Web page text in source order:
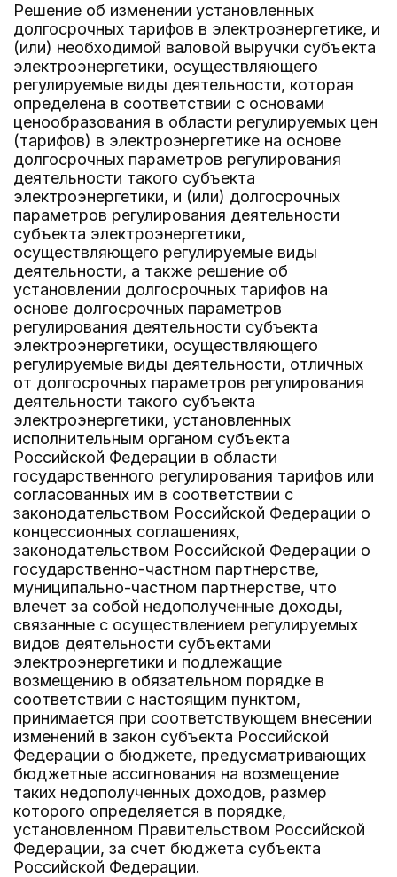
Решение об изменении установленных
долгосрочных тарифов в электроэнергетике, и
(или) необходимой валовой выручки субъекта
электроэнергетики, осуществляющего
регулируемые виды деятельности, которая
определена в соответствии с основами
ценообразования в области регулируемых цен
(тарифов) в электроэнергетике на основе
долгосрочных параметров регулирования
деятельности такого субъекта
электроэнергетики, и (или) долгосрочных
параметров регулирования деятельности
субъекта электроэнергетики,
осуществляющего регулируемые виды
деятельности, а также решение об
установлении долгосрочных тарифов на
основе долгосрочных параметров
регулирования деятельности субъекта
электроэнергетики, осуществляющего
регулируемые виды деятельности, отличных
от долгосрочных параметров регулирования
деятельности такого субъекта
электроэнергетики, установленных
исполнительным органом субъекта
Российской Федерации в области
государственного регулирования тарифов или
согласованных им в соответствии с
законодательством Российской Федерации о
концессионных соглашениях,
законодательством Российской Федерации о
государственно-частном партнерстве,
муниципально-частном партнерстве, что
влечет за собой недополученные доходы,
связанные с осуществлением регулируемых
видов деятельности субъектами
электроэнергетики и подлежащие
возмещению в обязательном порядке в
соответствии с настоящим пунктом,
принимается при соответствующем внесении
изменений в закон субъекта Российской
Федерации о бюджете, предусматривающих
бюджетные ассигнования на возмещение
таких недополученных доходов, размер
которого определяется в порядке,
установленном Правительством Российской
Федерации, за счет бюджета субъекта
Российской Федерации.